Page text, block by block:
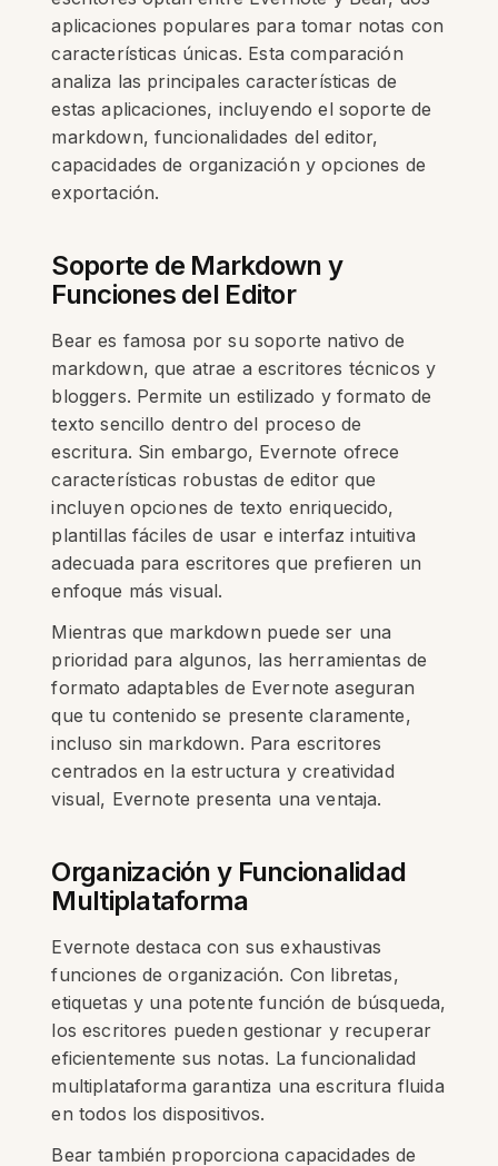
aplicaciones populares para tomar notas con
características únicas. Esta comparación
analiza las principales características de
estas aplicaciones, incluyendo el soporte de
markdown, funcionalidades del editor,
capacidades de organización y opciones de
exportación.
Soporte de Markdown y
Funciones del Editor
Bear es famosa por su soporte nativo de
markdown, que atrae a escritores técnicos y
bloggers. Permite un estilizado y formato de
texto sencillo dentro del proceso de
escritura. Sin embargo, Evernote ofrece
características robustas de editor que
incluyen opciones de texto enriquecido,
plantillas fáciles de usar e interfaz intuitiva
adecuada para escritores que prefieren un
enfoque más visual.
Mientras que markdown puede ser una
prioridad para algunos, las herramientas de
formato adaptables de Evernote aseguran
que tu contenido se presente claramente,
incluso sin markdown. Para escritores
centrados en la estructura y creatividad
visual, Evernote presenta una ventaja.
Organización y Funcionalidad
Multiplataforma
Evernote destaca con sus exhaustivas
funciones de organización. Con libretas,
etiquetas y una potente función de búsqueda,
los escritores pueden gestionar y recuperar
eficientemente sus notas. La funcionalidad
multiplataforma garantiza una escritura fluida
en todos los dispositivos.
Bear también proporciona capacidades de